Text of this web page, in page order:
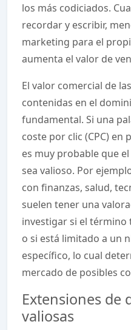
los más codiciados.
recordar y escribir,
marketing para el
aumenta el valor de
El valor comercial de
contenidas en el
fundamental. Si una
coste por clic (CPC)
es muy probable que
sea valioso. Por
con finanzas, salud,
suelen tener una
investigar si el término
o si está limitado a un
específico, lo cual
mercado de posibles
Extensiones de
valiosas